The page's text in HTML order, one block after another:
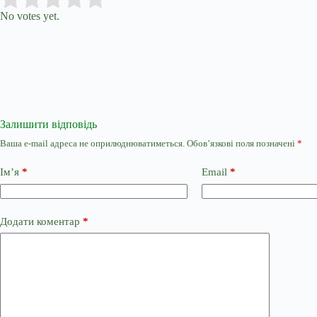
No votes yet.
Залишити відповідь
Ваша e-mail адреса не оприлюднюватиметься. Обов’язкові поля позначені *
Ім’я * Email *
Додати коментар *